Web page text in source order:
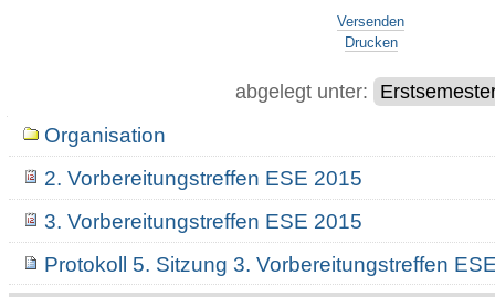
Versenden
Drucken
abgelegt unter:
NavigationOrganisation
2. Vorbereitungstreffen ESE 2015
3. Vorbereitungstreffen ESE 2015
Protokoll 5. Sitzung 3. Vorbereitungstreffen